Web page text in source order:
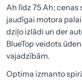
Ah līdz 75 Ah; cenas
jaudīgai motora
dziļo izlādi un der
BlueTop veidots
vajadzībām.
Optima izmanto